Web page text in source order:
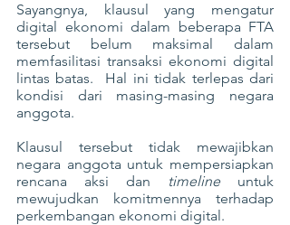
Sayangnya, klausul yang mengatur
digital ekonomi dalam beberapa FTA
tersebut belum maksimal dalam
memfasilitasi transaksi ekonomi digital
lintas batas.  Hal ini tidak terlepas dari
kondisi dari masing-masing negara
anggota.
Klausul tersebut tidak mewajibkan
negara anggota untuk mempersiapkan
rencana aksi dan timeline untuk
mewujudkan komitmennya terhadap
perkembangan ekonomi digital.